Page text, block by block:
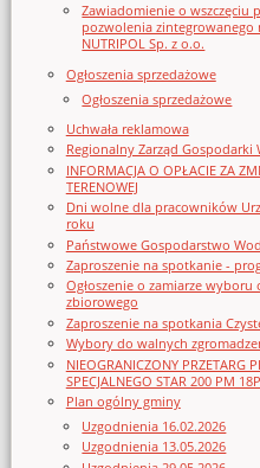
Zawiadomienie o wszczęciu
pozwolenia zintegrowanego
NUTRIPOL Sp. z o.o.
Ogłoszenia sprzedażowe
Ogłoszenia sprzedażowe
Uchwała reklamowa
Regionalny Zarząd Gospodarki
INFORMACJA O OPŁACIE ZA
TERENOWEJ
Dni wolne dla pracowników
roku
Państwowe Gospodarstwo
Zaproszenie na spotkanie -
Ogłoszenie o zamiarze
zbiorowego
Zaproszenie na spotkania
Wybory do walnych
NIEOGRANICZONY PRZETARG
SPECJALNEGO STAR 200 PM 18P
Plan ogólny gminy
Uzgodnienia 16.02.2026
Uzgodnienia 13.05.2026